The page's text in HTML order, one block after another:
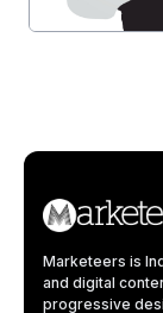
Marketeers is
and digital
progressive